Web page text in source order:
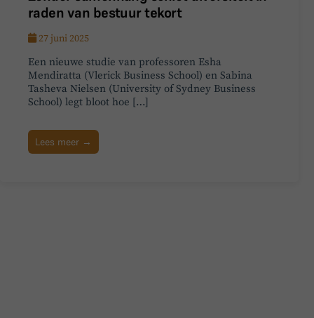
raden van bestuur tekort
27 juni 2025
Een nieuwe studie van professoren Esha
Mendiratta (Vlerick Business School) en Sabina
Tasheva Nielsen (University of Sydney Business
School) legt bloot hoe […]
Lees meer →